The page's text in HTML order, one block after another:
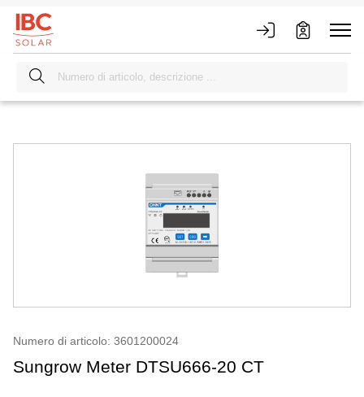
Numero di articolo: 3601200024
Sungrow Meter DTSU666-20 CT